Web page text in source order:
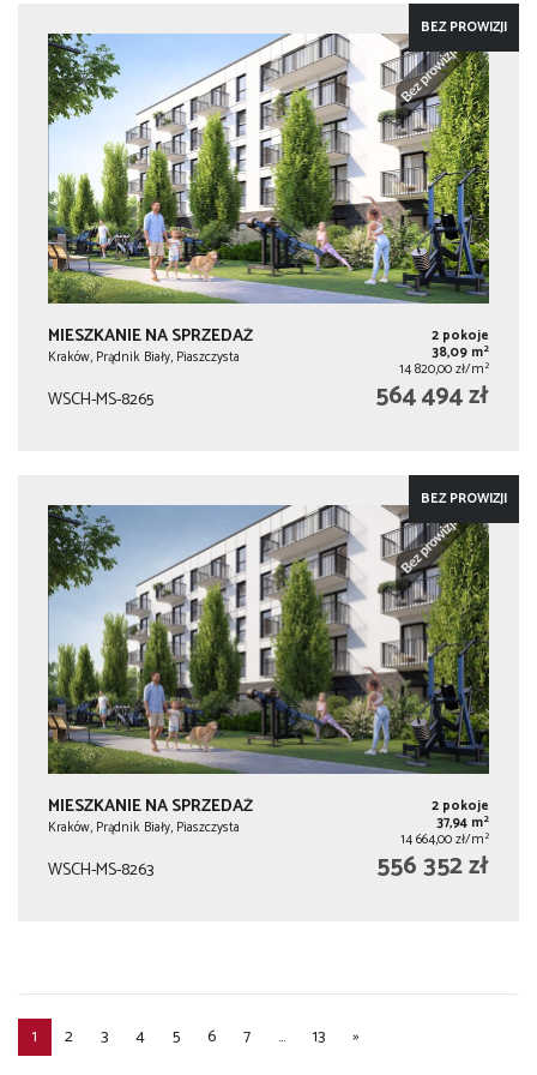
BEZ PROWIZJI
MIESZKANIE NA SPRZEDAŻ
Kraków, Prądnik Biały, Piaszczysta
2 pokoje
38,09 m2
14 820,00 zł/m2
WSCH-MS-8265 564 494 zł
BEZ PROWIZJI
MIESZKANIE NA SPRZEDAŻ
Kraków, Prądnik Biały, Piaszczysta
2 pokoje
37,94 m2
14 664,00 zł/m2
WSCH-MS-8263 556 352 zł
1 2 3 4 5 6 7 ... 13 »